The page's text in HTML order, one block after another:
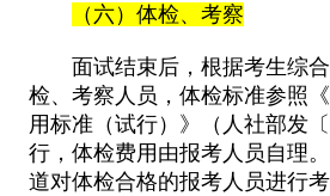
（六）体检、考察
面试结束后，根据考生综
检、考察人员，体检标准参照
用标准（试行）》（人社部发
行，体检费用由报考人员自理
道对体检合格的报考人员进行